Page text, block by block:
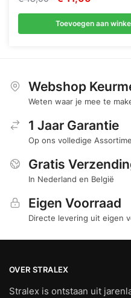
prijs
was:
prijs
is:
Toevoegen aan
Webshop
Weten waar je mee te
1 Jaar Garantie
Op ons volledige
Gratis
In Nederland en België
Eigen Voorraad
Directe levering uit eigen
OVER STRALEX
Stralex is ontstaan uit